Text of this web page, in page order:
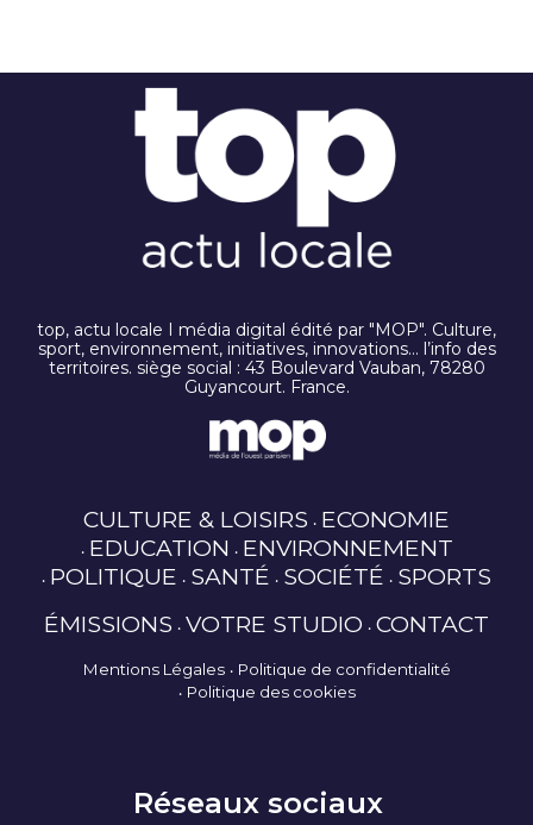
top, actu locale I média digital édité par "MOP". Culture,
sport, environnement, initiatives, innovations… l’info des
territoires. siège social : 43 Boulevard Vauban, 78280
Guyancourt. France.
CULTURE & LOISIRS ECONOMIE
EDUCATION ENVIRONNEMENT
POLITIQUE SANTÉ SOCIÉTÉ SPORTS
ÉMISSIONS VOTRE STUDIO CONTACT
Mentions Légales
Politique de confidentialité
Politique des cookies
Réseaux sociaux